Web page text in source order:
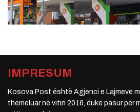
IMPRESUM
Kosova Post është Agjenci e Lajmeve
themeluar në vitin 2016, duke pasur për